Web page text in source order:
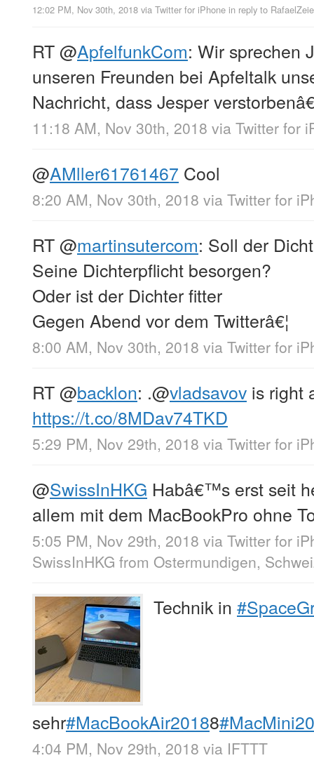
12:02 PM, Nov 30th, 2018 via Twitter for iPhone in reply to
RT@ApfelfunkCom: Wir sprechen
unseren Freunden bei Apfeltalk
Nachricht, dass Jesper
11:18 AM, Nov 30th, 2018 via Twitter for
@AMller61761467 Cool
8:20 AM, Nov 30th, 2018 via Twitter for
RT@martinsutercom: Soll der
Seine Dichterpflicht besorgen?
Oder ist der Dichter fitter
Gegen Abend vor dem Twitterâ€¦
8:00 AM, Nov 30th, 2018 via Twitter for
RT@backlon: .@vladsavov is right
https://t.co/8MDav74TKD
5:29 PM, Nov 29th, 2018 via Twitter for
@SwissInHKG Habâ€™s erst seit
allem mit dem MacBookPro ohne
5:05 PM, Nov 29th, 2018 via Twitter for
SwissInHKG from Ostermundigen,
Technik in
sehr#MacBookAir20188
4:04 PM, Nov 29th, 2018 via IFTTT